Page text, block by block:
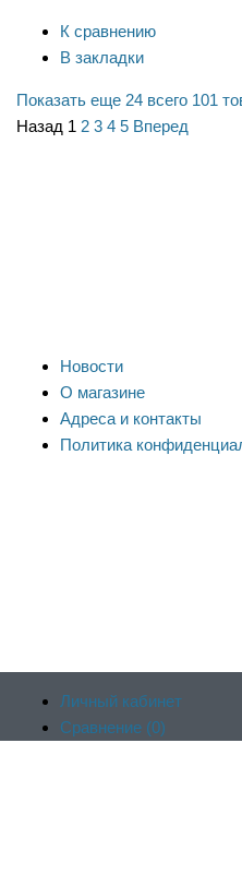
К сравнению
В закладки
Показать еще 24 всего 101
Назад 1 2 3 4 5 Вперед
Новости
О магазине
Адреса и контакты
Политика
Личный кабинет
Сравнение (0)